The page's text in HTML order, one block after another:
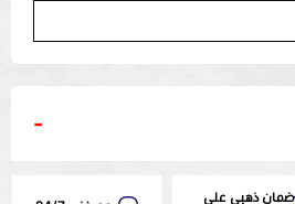
-
ضمان ذهبي على